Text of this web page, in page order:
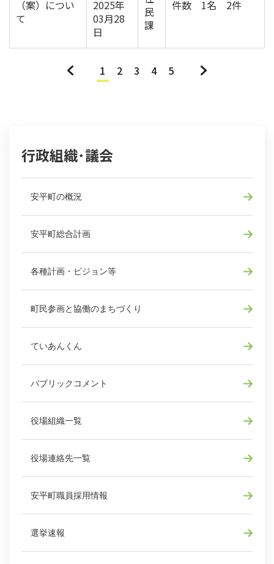
（案）につい
て
2025年
03月28
日
民
課
件数 1名 2件
« 1 2 3 4 5 »
行政組織･議会
安平町の概況
安平町総合計画
各種計画・ビジョン等
町民参画と協働のまちづくり
ていあんくん
パブリックコメント
役場組織一覧
役場連絡先一覧
安平町職員採用情報
選挙速報